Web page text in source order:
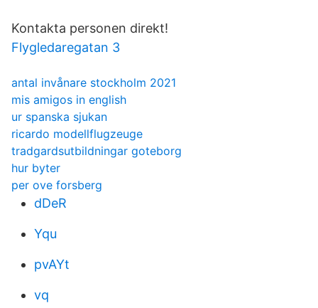
Kontakta personen direkt!
Flygledaregatan 3
antal invånare stockholm 2021
mis amigos in english
ur spanska sjukan
ricardo modellflugzeuge
tradgardsutbildningar goteborg
hur byter
per ove forsberg
dDeR
Yqu
pvAYt
vq